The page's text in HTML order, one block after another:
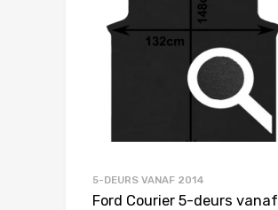
5-DEURS VANAF 2014
Ford Courier 5-deurs vanaf